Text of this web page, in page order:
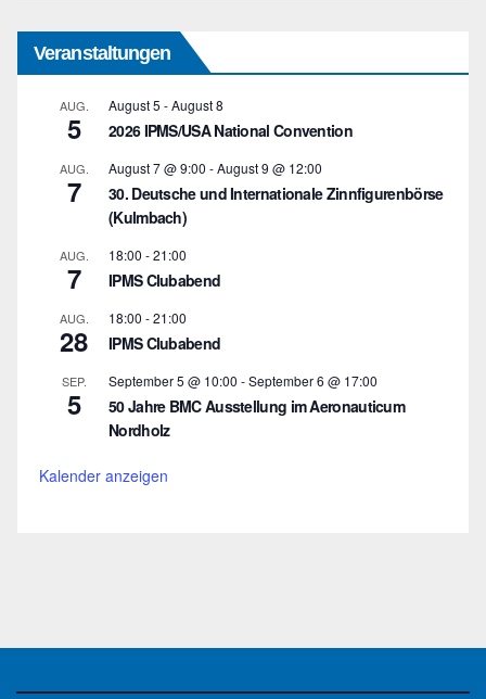
Veranstaltungen
AUG.
5
August 5 -August 8
2026 IPMS/USA National Convention
AUG.
7
August 7 @ 9:00 -August 9 @ 12:00
30. Deutsche und Internationale Zinnfigurenbörse
(Kulmbach)
AUG.
7
18:00 -21:00
IPMS Clubabend
AUG.
28
18:00 -21:00
IPMS Clubabend
SEP.
5
September 5 @ 10:00 -September 6 @ 17:00
50 Jahre BMC Ausstellung im Aeronauticum
Nordholz
Kalender anzeigen